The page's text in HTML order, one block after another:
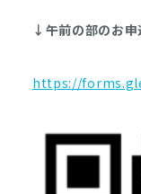
↓午前の部のお
https://